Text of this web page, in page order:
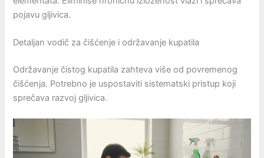
pojavu gljivica.
Detaljan vodič za čišćenje i održavanje kupatila
Održavanje čistog kupatila zahteva više od povremenog
čišćenja. Potrebno je uspostaviti sistematski pristup koji
sprečava razvoj gljivica.